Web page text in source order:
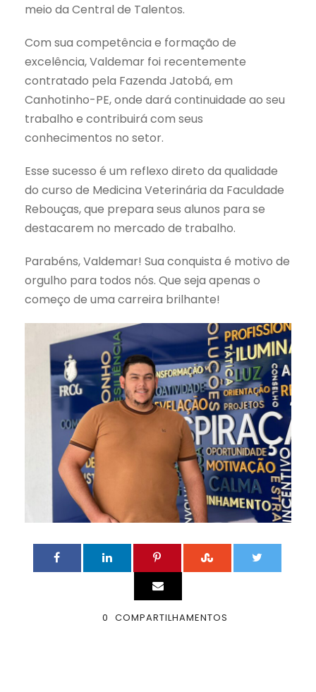
meio da Central de Talentos.
Com sua competência e formação de
excelência, Valdemar foi recentemente
contratado pela Fazenda Jatobá, em
Canhotinho-PE, onde dará continuidade ao seu
trabalho e contribuirá com seus
conhecimentos no setor.
Esse sucesso é um reflexo direto da qualidade
do curso de Medicina Veterinária da Faculdade
Rebouças, que prepara seus alunos para se
destacarem no mercado de trabalho.
Parabéns, Valdemar! Sua conquista é motivo de
orgulho para todos nós. Que seja apenas o
começo de uma carreira brilhante!
0 COMPARTILHAMENTOS